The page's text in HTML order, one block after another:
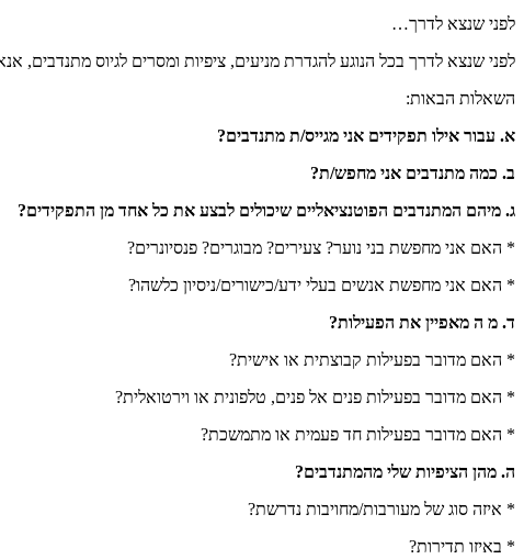
לפני שנצא לדרך…
לפני שנצא לדרך בכל הנוגע להגדרת מניעים, ציפיות ומסרים לגיוס מתנדבים,
השאלות הבאות:
א. עבור אילו תפקידים אני מגייס/ת מתנדבים?
ב. כמה מתנדבים אני מחפש/ת?
ג. מיהם המתנדבים הפוטנציאליים שיכולים לבצע את כל אחד מן התפקידים?
* האם אני מחפשת בני נוער? צעירים? מבוגרים? פנסיונרים?
* האם אני מחפשת אנשים בעלי ידע/כישורים/ניסיון כלשהו?
ד. מ ה מאפיין את הפעילות?
* האם מדובר בפעילות קבוצתית או אישית?
* האם מדובר בפעילות פנים אל פנים, טלפונית או וירטואלית?
* האם מדובר בפעילות חד פעמית או מתמשכת?
ה. מהן הציפיות שלי מהמתנדבים?
* איזה סוג של מעורבות/מחויבות נדרשת?
* באיזו תדירות?